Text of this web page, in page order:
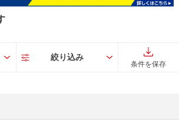
絞り込み
条件を保存